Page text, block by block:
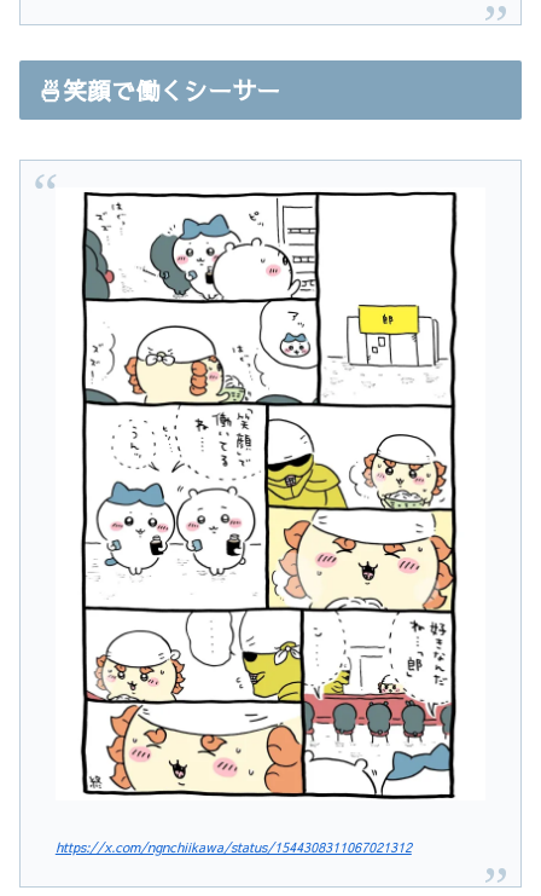
🍜笑顔で働くシーサー
https://x.com/ngnchiikawa/status/1544308311067021312